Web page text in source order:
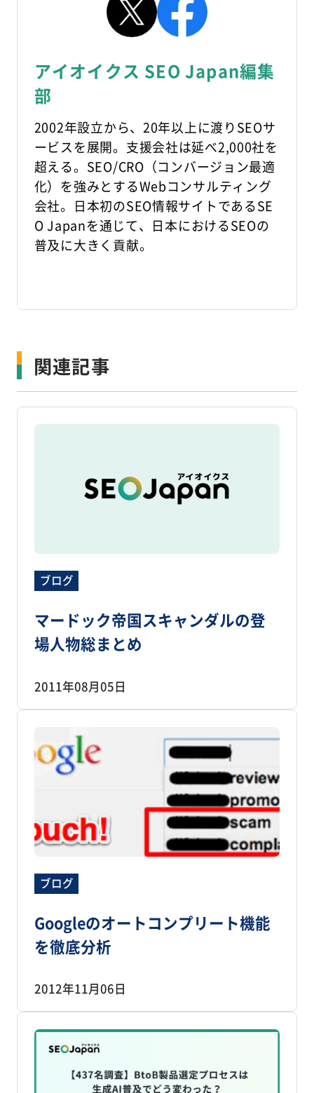
アイオイクス SEO Japan編集
部
2002年設立から、20年以上に渡りSEOサ
ービスを展開。支援会社は延べ2,000社を
超える。SEO/CRO（コンバージョン最適
化）を強みとするWebコンサルティング
会社。日本初のSEO情報サイトであるSE
O Japanを通じて、日本におけるSEOの
普及に大きく貢献。
関連記事
ブログ
マードック帝国スキャンダルの登
場人物総まとめ
2011年08月05日
ブログ
Googleのオートコンプリート機能
を徹底分析
2012年11月06日